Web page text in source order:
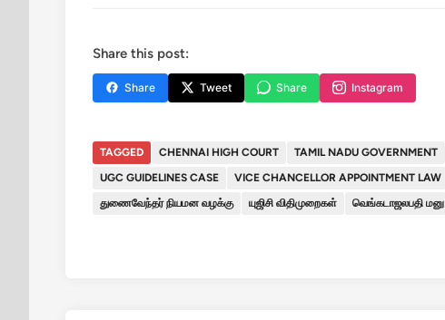
Share this post:
Share Tweet Share Instagram
TAGGED CHENNAI HIGH COURT TAMIL NADU GOVERNMENT
UGC GUIDELINES CASE
VICE CHANCELLOR APPOINTMENT LAW
துணைவேந்தர் நியமன வழக்கு
யுஜிசி விதிமுறைகள் வெங்கடாஜலபதி மனு